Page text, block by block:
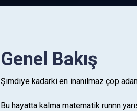
Genel Bakış
Şimdiye kadarki en inanılmaz çöp
Bu hayatta kalma matematik runnn